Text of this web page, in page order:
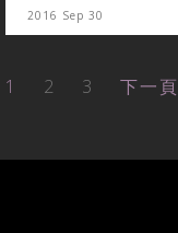
2016 Sep 30
1 2 3 下一頁